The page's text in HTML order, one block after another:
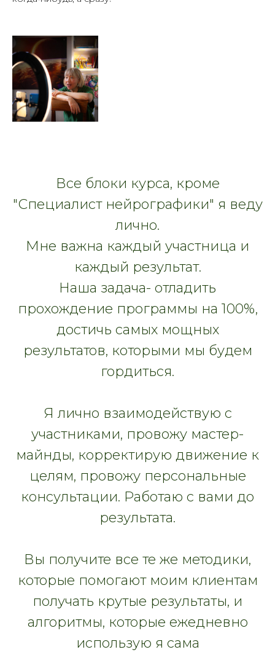
Все блоки курса, кроме
"Специалист нейрографики" я веду
лично.
Мне важна каждый участница и
каждый результат.
Наша задача- отладить
прохождение программы на 100%,
достичь самых мощных
результатов, которыми мы будем
гордиться.
Я лично взаимодействую с
участниками, провожу мастер-
майнды, корректирую движение к
целям, провожу персональные
консультации. Работаю с вами до
результата.
Вы получите все те же методики,
которые помогают моим клиентам
получать крутые результаты, и
алгоритмы, которые ежедневно
использую я сама